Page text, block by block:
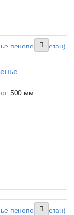
500 мм